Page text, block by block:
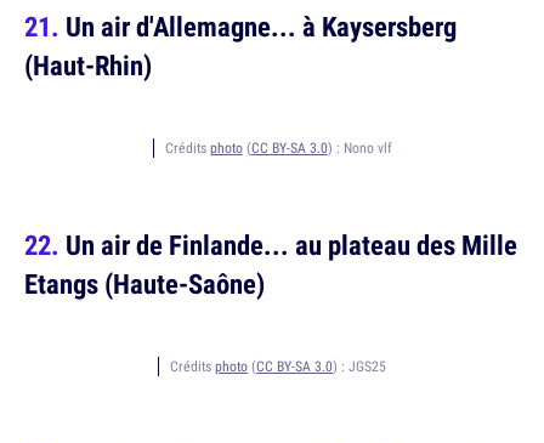
Un air d'Allemagne... à Kaysersberg
(Haut-Rhin)
Crédits photo(CC BY-SA 3.0) : Nono vlf
Un air de Finlande... au plateau des Mille
Etangs (Haute-Saône)
Crédits photo (CC BY-SA 3.0) : JGS25